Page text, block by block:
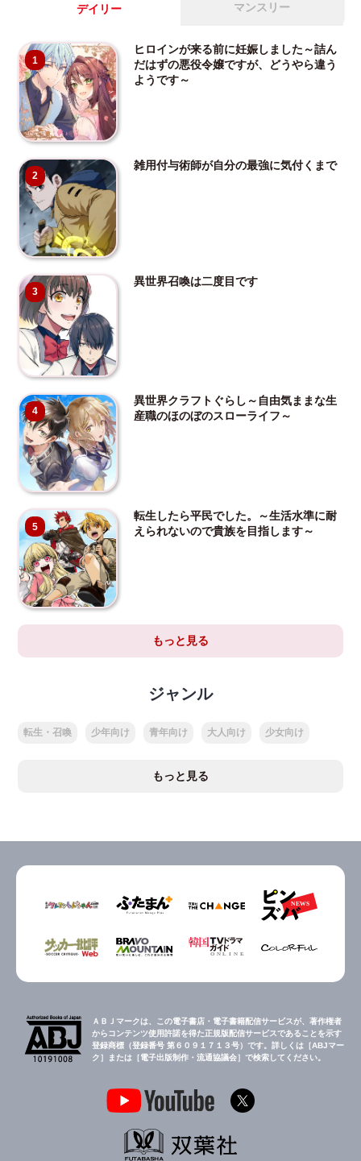
デイリー マンスリー
1
ヒロインが来る前に妊娠しました～詰ん
だはずの悪役令嬢ですが、どうやら違う
ようです～
2
雑用付与術師が自分の最強に気付くまで
3
異世界召喚は二度目です
4
異世界クラフトぐらし～自由気ままな生
産職のほのぼのスローライフ～
5
転生したら平民でした。～生活水準に耐
えられないので貴族を目指します～
もっと見る
ジャンル
転生・召喚 少年向け 青年向け 大人向け 少女向け
もっと見る
ＡＢＪマークは、この電子書店・電子書籍配信サービスが、著作権者
からコンテンツ使用許諾を得た正規版配信サービスであることを示す
登録商標（登録番号 第６０９１７１３号）です。詳しくは［ABJマー
ク］または［電子出版制作・流通協議会］で検索してください。